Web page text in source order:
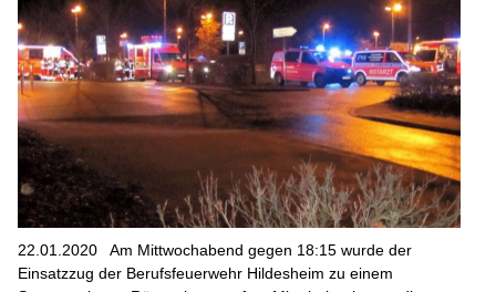
22.01.2020 Am Mittwochabend gegen 18:15 wurde der
Einsatzzug der Berufsfeuerwehr Hildesheim zu einem